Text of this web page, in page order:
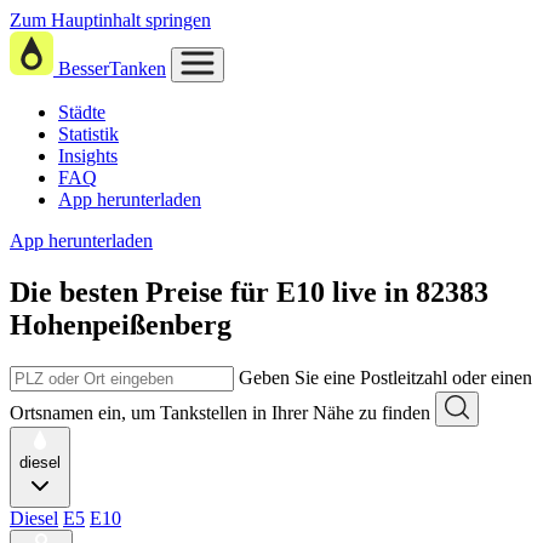
Zum Hauptinhalt springen
BesserTanken
Städte
Statistik
Insights
FAQ
App herunterladen
App herunterladen
Die besten Preise für E10 live in 82383
Hohenpeißenberg
Geben Sie eine Postleitzahl oder einen
Ortsnamen ein, um Tankstellen in Ihrer Nähe zu finden
diesel
Diesel E5 E10